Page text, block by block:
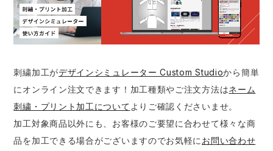
作業用手袋
ワークスーツ
コンプレッションウェア
作業着ランキング
つなぎランキング
空調服ランキング
コーコス ジーベック
山田辰 クレヒフク
おたふく手袋 マック
電気・設備作業服
自動車整備士作業服
DIY・日曜大工作業服
刺繍加工がデザインシミュレーター Custom Studioから簡単
にオンライン注文できます！加工種類やご注文方法はネーム
刺繍・プリント加工について よりご確認くださいませ。
加工対象商品以外にも、お客様のご要望に合わせて様々な商
品を加工できる場合がございますのでお気軽に お問い合わせ